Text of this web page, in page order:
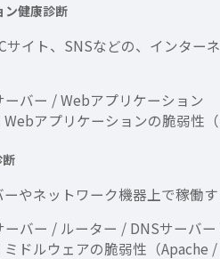
ン健康診断
サイト、SNSなどの、インター
バー / Webアプリケーション
アプリケーションの脆弱性
やネットワーク機器上で稼働
バー / ルーター / DNSサーバ
ミドルウェアの脆弱性（